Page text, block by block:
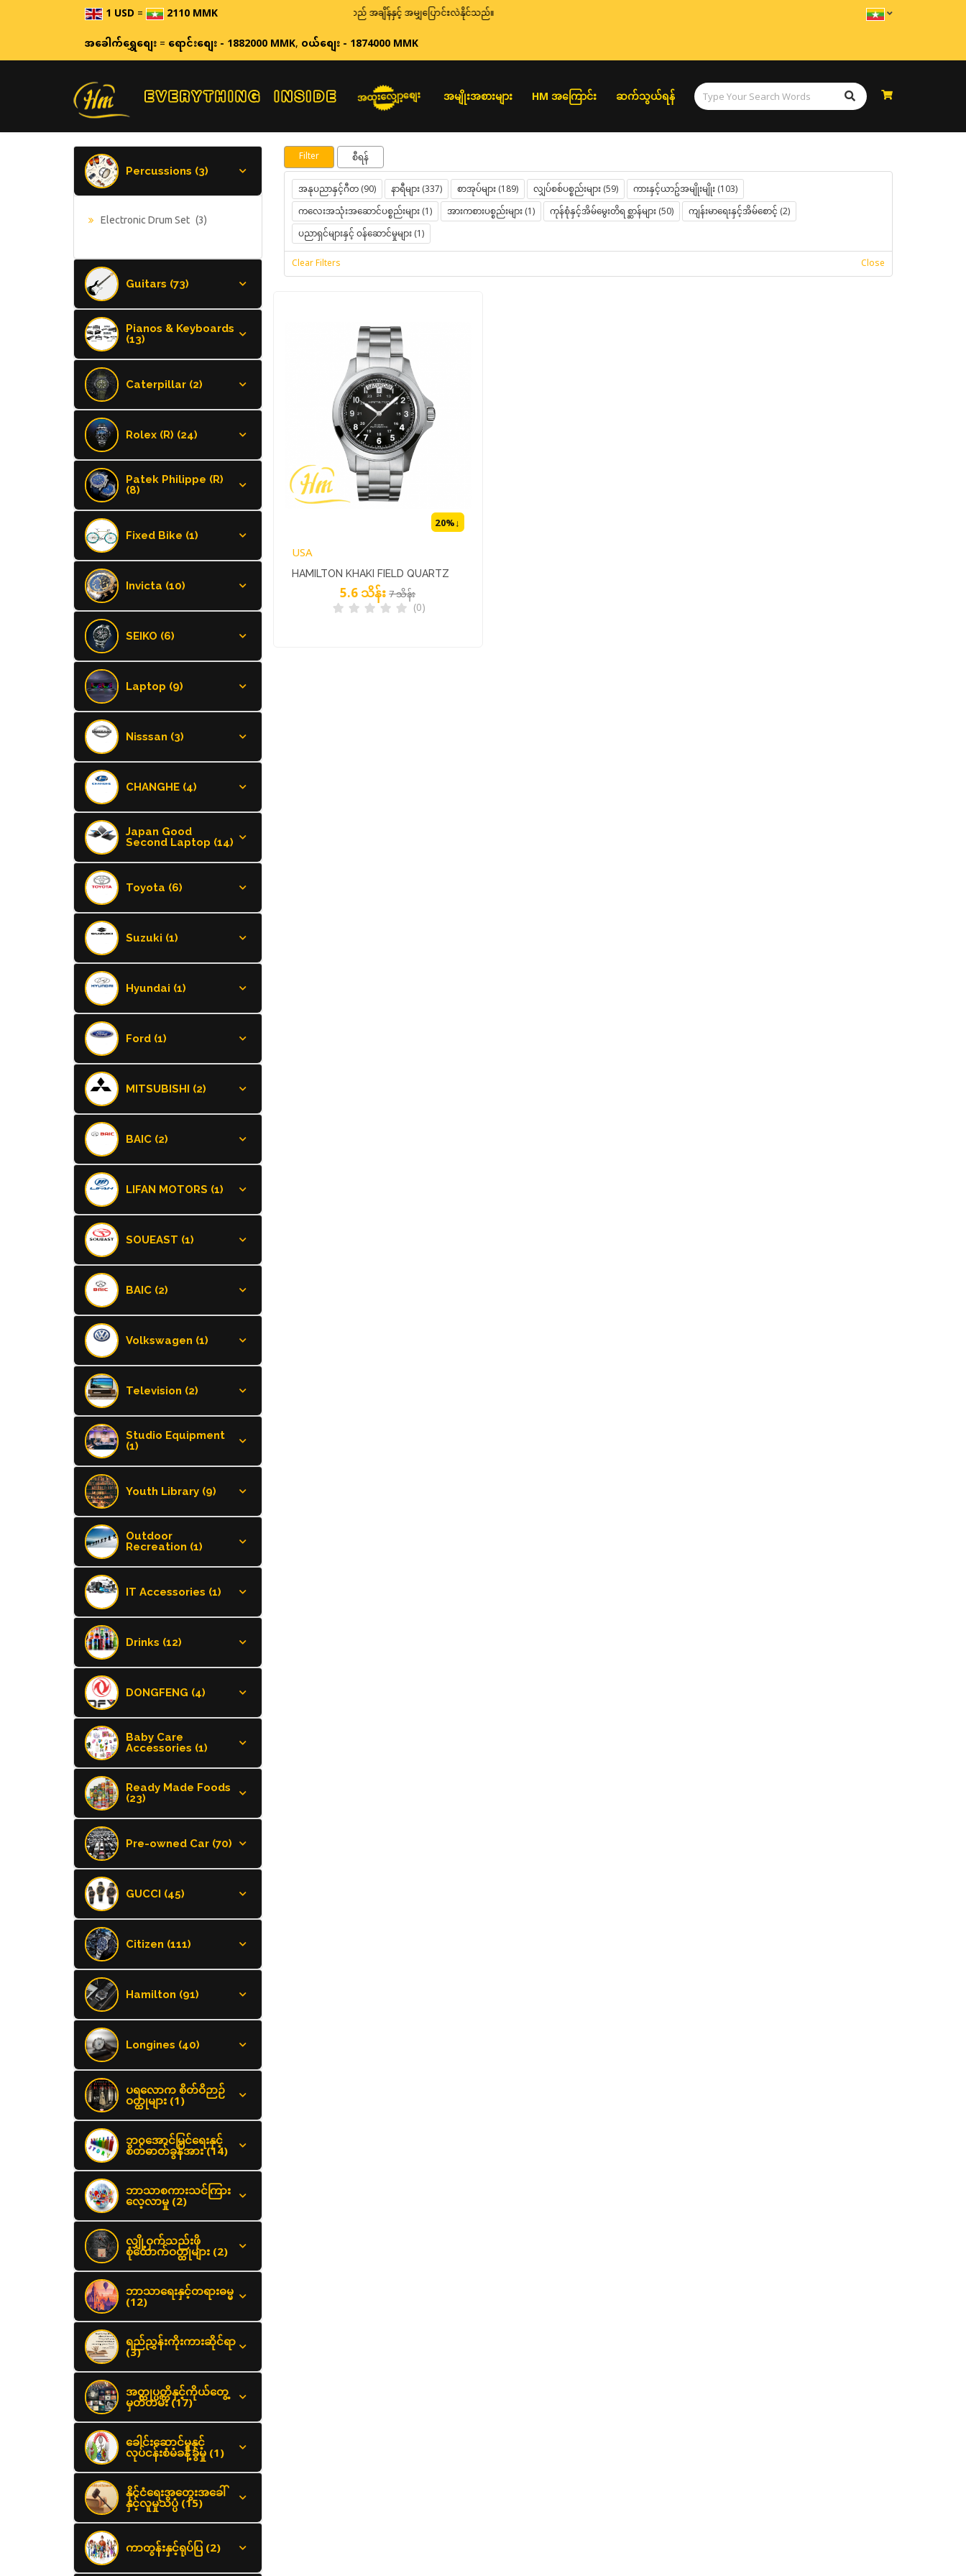
1 USD= 2110 MMK ဈေးနှုန်းများသည် အချိန်နှင့် အမျှပြောင်းလဲနိုင်သည်။
အခေါက်ရွှေစျေး=ရောင်းစျေး - 1882000 MMK,ဝယ်စျေး - 1874000 MMK
အထူးလျှော့စျေး အမျိုးအစားများ HM အကြောင်း ဆက်သွယ်ရန်
Percussions (3)
Electronic Drum Set (3)
Guitars (73)
Pianos & Keyboards
(13)
Caterpillar (2)
Rolex (R) (24)
Patek Philippe (R)
(8)
Fixed Bike (1)
Invicta (10)
SEIKO (6)
Laptop (9)
Nisssan (3)
CHANGHE (4)
Japan Good
Second Laptop (14)
Toyota (6)
Suzuki (1)
Hyundai (1)
Ford (1)
MITSUBISHI (2)
BAIC (2)
LIFAN MOTORS (1)
SOUEAST (1)
BAIC (2)
Volkswagen (1)
Television (2)
Studio Equipment
(1)
Youth Library (9)
Outdoor
Recreation (1)
IT Accessories (1)
Drinks (12)
DONGFENG (4)
Baby Care
Accessories (1)
Ready Made Foods
(23)
Pre-owned Car (70)
GUCCI (45)
Citizen (111)
Hamilton (91)
Longines (40)
ပရလောက စိတ်ဝိဉာဉ်
ဝတ္ထုများ (1)
ဘ၀အောင်မြင်ရေးနှင့်
စိတ်ဓာတ်ခွန်အား (14)
ဘာသာစကားသင်ကြား
လေ့လာမှု (2)
လျှို့ဝှက်သည်းဖို
စုံထောက်ဝတ္ထုများ (2)
ဘာသာရေးနှင့်တရားဓမ္မ
(12)
ရည်ညွှန်းကိုးကားဆိုင်ရာ
(3)
အတ္ထုပ္ပတ္တိနှင့်ကိုယ်တွေ့
မှတ်တမ်း (17)
ခေါင်းဆောင်မှုနှင့်
လုပ်ငန်းစံမံခန့်ခွဲမှု (1)
နိုင်ငံရေးအတွေးအခေါ်
နှင့်လူမှုသိပ္ပံ (15)
ကာတွန်းနှင့်ရုပ်ပြ (2)
Filter စီရန်
အနုပညာနှင့်ဂီတ (90) နာရီများ (337) စာအုပ်များ (189) လျှပ်စစ်ပစ္စည်းများ (59)
ကားနှင့်ယာဥ်အမျိုးမျိုး (103)
ကလေးအသုံးအဆောင်ပစ္စည်းများ (1)
အားကစားပစ္စည်းများ (1) ကုန်စုံနှင့်အိမ်မွေးတိရစ္ဆာန်များ (50)
ကျန်းမာရေးနှင့်အိမ်စောင့် (2)
ပညာရှင်များနှင့် ဝန်ဆောင်မှုများ (1)
Clear Filters Close
20%↓
USA
HAMILTON KHAKI FIELD QUARTZ
H644511335.6 သိန်း 7 သိန်း
(0)